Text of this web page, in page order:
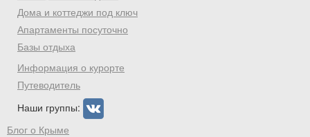
Дома и коттеджи под ключ
Апартаменты посуточно
Базы отдыха
Информация о курорте
Путеводитель
Наши группы:
Блог о Крыме
Скидка −5%
Хочешь дешевле? Оставь почту и получи
промокод на первое бронирование!